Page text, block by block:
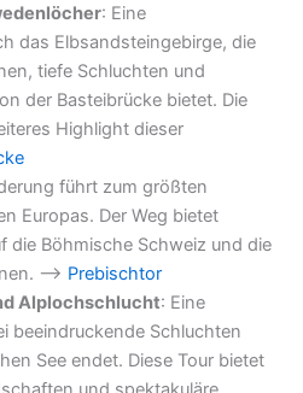
: Eine
das Elbsandsteingebirge, die
tiefe Schluchten und
der Basteibrücke bietet. Die
Highlight dieser
führt zum größten
Europas. Der Weg bietet
die Böhmische Schweiz und die
–> Prebischtor
Alplochschlucht: Eine
beeindruckende Schluchten
See endet. Diese Tour bietet